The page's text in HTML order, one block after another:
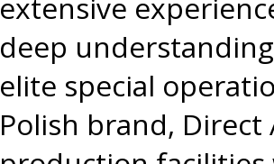
deep
elite special
Polish brand,